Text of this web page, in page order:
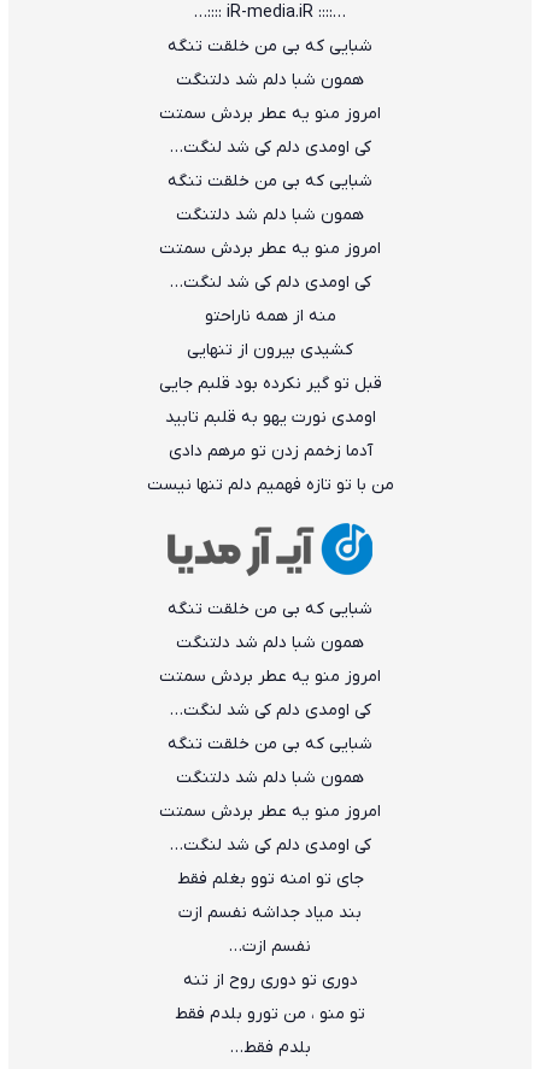
…:::: iR-media.iR ::::…
شبایی که بی من خلقت تنگه
همون شبا دلم شد دلتنگت
امروز منو یه عطر بردش سمتت
کی اومدی دلم کی شد لنگت…
شبایی که بی من خلقت تنگه
همون شبا دلم شد دلتنگت
امروز منو یه عطر بردش سمتت
کی اومدی دلم کی شد لنگت…
منه از همه ناراحتو
کشیدی بیرون از تنهایی
قبل تو گیر نکرده بود قلبم جایی
اومدی نورت یهو به قلبم تابید
آدما زخمم زدن تو مرهم دادی
من با تو تازه فهمیم دلم تنها نیست
شبایی که بی من خلقت تنگه
همون شبا دلم شد دلتنگت
امروز منو یه عطر بردش سمتت
کی اومدی دلم کی شد لنگت…
شبایی که بی من خلقت تنگه
همون شبا دلم شد دلتنگت
امروز منو یه عطر بردش سمتت
کی اومدی دلم کی شد لنگت…
جای تو امنه توو بغلم فقط
بند میاد جداشه نفسم ازت
نفسم ازت…
دوری تو دوری روح از تنه
تو منو ، من تورو بلدم فقط
بلدم فقط…